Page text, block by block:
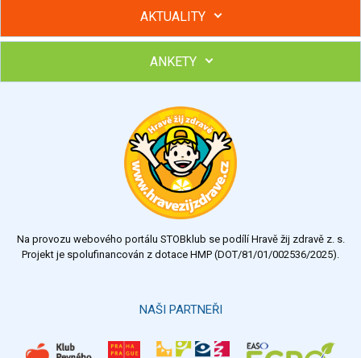
AKTUALITY
Hubněte s podporou lektorky a skupiny v kurzech STOBu
Chcete poradit s hubnutím? Najděte si odborníka STOBu ve
ANKETY
Výsledky Všechny ankety
Na provozu webového portálu STOBklub se podílí Hravě žij zdravě z. s.
Projekt je spolufinancován z dotace HMP (DOT/81/01/002536/2025).
NAŠI PARTNEŘI